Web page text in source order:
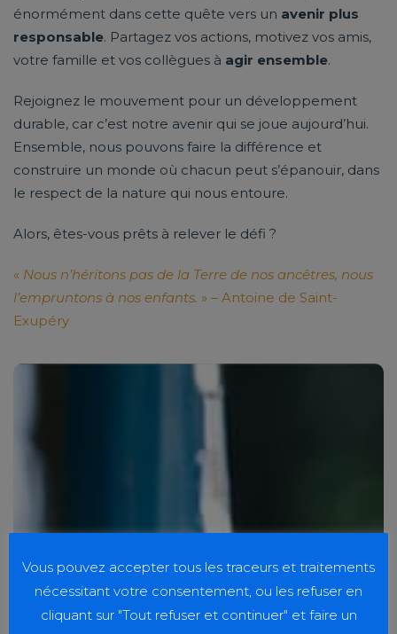
énormément dans cette quête vers un avenir plus
responsable. Partagez vos actions, motivez vos amis,
votre famille et vos collègues à agir ensemble.
Rejoignez le mouvement pour un développement
durable, car c’est notre avenir qui se joue aujourd’hui.
Ensemble, nous pouvons faire la différence et
construire un monde où chacun peut s’épanouir, dans
le respect de la nature qui nous entoure.
Alors, êtes-vous prêts à relever le défi ?
« Nous n’héritons pas de la Terre de nos ancêtres, nous
l’empruntons à nos enfants. » – Antoine de Saint-
Exupéry
au développement durable :
Réduire, Réutiliser, Recycler :
mantra des « 3R » en recyclant correctement
réutilisables (bouteilles, sacs en tissu, etc.) et
Vous pouvez accepter tous les traceurs et traitements
nécessitant votre consentement, ou les refuser en
cliquant sur "Tout refuser et continuer" et faire un